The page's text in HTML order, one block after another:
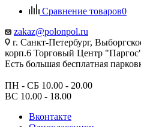
Сравнение товаров0
zakaz@polonpol.ru
г. Санкт-Петербург,
корп.6 Торговый Центр
Есть большая бесплатная
ПН - СБ 10.00 - 20.00
ВС 10.00 - 18.00
Вконтакте